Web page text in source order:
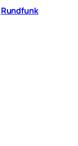
Rundfunk